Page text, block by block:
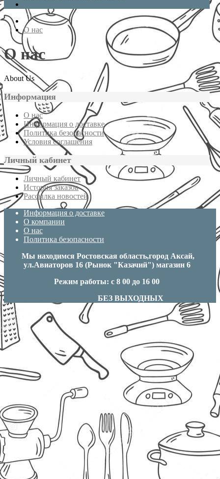
О нас
О нас
About Us
Информация
О нас
Информация о доставке
Политика безопасности
Условия соглашения
Личный кабинет
Личный кабинет
История заказов
Рассылка новостей
Информация о доставке
О компании
О нас
Политика безопасности
Мы находимся Ростовская область,город Аксай,
ул.Авиаторов 16 (Рынок "Казачий") магазин 6
Режим работы: с 8 00 до 16 00
БЕЗ ВЫХОДНЫХ